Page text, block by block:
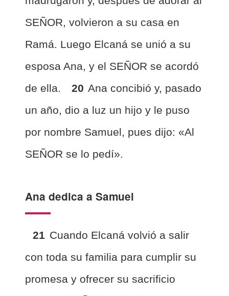
SEÑOR, volvieron a su casa en
Ramá. Luego Elcaná se unió a su
esposa Ana, y el SEÑOR se acordó
de ella.
20 Ana concibió y, pasado
un año, dio a luz un hijo y le puso
por nombre Samuel, pues dijo: «Al
SEÑOR se lo pedí».
Ana dedica a Samuel
21 Cuando Elcaná volvió a salir
con toda su familia para cumplir su
promesa y ofrecer su sacrificio